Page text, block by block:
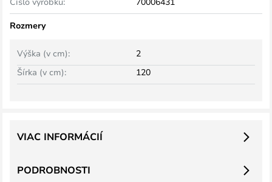
Rozmery
Šírka (v cm): 120
Výška (v cm): 2
PODROBNOSTI
VIAC INFORMÁCIÍ